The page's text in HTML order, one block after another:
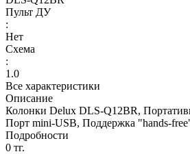
Пульт ДУ
:
Нет
Схема
:
1.0
Все характеристики
Описание
Колонки Delux DLS-Q12BR,
Порт mini-USB, Поддержка "hands-
Подробности
0 тг.